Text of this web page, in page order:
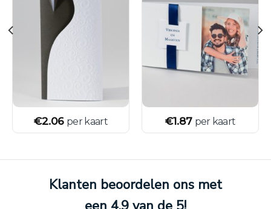
€2.06 per kaart €1.87 per kaart
Klanten beoordelen ons met